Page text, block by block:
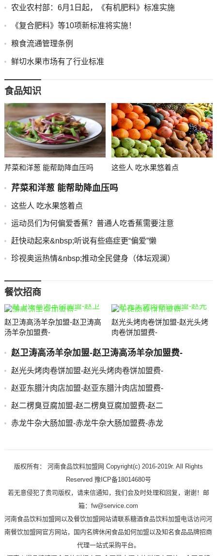
农业农村部：6月1日起，《有机肥料》标准实施
《复合肥料》等10项新标准将实施！
粮食流通管理条例
鲜切水果市场有了行业标准
食品知识
芹菜和洋葱 能帮助降血压吗 这些人 吃水果悠着点
芹菜和洋葱 能帮助降血压吗
这些人 吃水果悠着点
运动员们为何偏爱香蕉？普通人吃香蕉需要注意
赶快动起来&nbsp;听说有些癌症更“偏爱”懒
珍视奥运热情&nbsp;推动全民健身（体坛观澜）
餐饮招商
赵卫涛高汤羊杂加盟-赵卫涛高
汤羊杂加盟费-
赵光头烤肉卷饼加盟-赵光头烤
肉卷饼加盟费-
赵卫涛高汤羊杂加盟-赵卫涛高汤羊杂加盟费-
赵光头烤肉卷饼加盟-赵光头烤肉卷饼加盟费-
赵亚东腊汁肉店加盟-赵亚东腊汁肉店加盟费-
赵二楞臭豆腐加盟-赵二楞臭豆腐加盟费-赵二
赤龙牛杂大肠加盟-赤龙牛杂大肠加盟费-赤龙
版权所有： 河南食品饮料加盟网 Copyright(c) 2016-2019r. All Rights
Reserved 豫ICP备18014680号
若无意侵犯了贵司版权，请来信通知，我们会及时处理和回复，谢谢！邮
箱：fw@service.com
河南食品饮料加盟网以及餐饮加盟网站请联系糖酒食品饮料加盟电话访问河
南餐饮加盟网官方网站，国内名牌休闲食品如何加盟以及知名食品品牌招商
代理一站式采购平台。